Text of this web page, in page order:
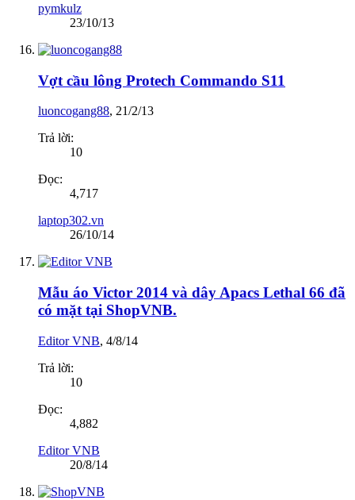
pymkulz
23/10/13
Vợt cầu lông Protech Commando S11
luoncogang88, 21/2/13
Trả lời:
10
Đọc:
4,717
laptop302.vn
26/10/14
Mẫu áo Victor 2014 và dây Apacs Lethal 66 đã
có mặt tại ShopVNB.
Editor VNB, 4/8/14
Trả lời:
10
Đọc:
4,882
Editor VNB
20/8/14